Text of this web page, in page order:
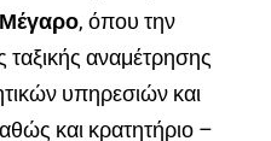
, όπου την
ταξικής αναμέτρησης
υπηρεσιών και
και κρατητήριο –